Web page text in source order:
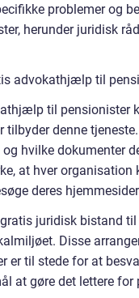
problemer og
herunder juridisk
advokathjælp til
til pensionister
tilbyder denne
hvilke dokumenter
at hver organisation
deres
juridisk bistand
Disse
er til stede for at
at gøre det lettere